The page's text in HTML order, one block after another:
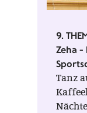
Herstellungsort
9.
Zeha -
Tanz